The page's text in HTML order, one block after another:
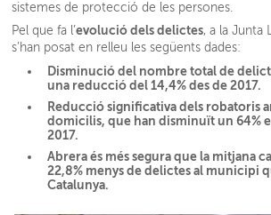
sistemes de protecció de les persones.
Pel que fa l’evolució dels delictes, a la Junta
s’han posat en relleu les següents dades:
Disminució del nombre total de
una reducció del 14,4% des de 2017.
Reducció significativa dels robatoris
domicilis, que han disminuït un 64%
2017.
Abrera és més segura que la mitjana
22,8% menys de delictes al municipi
Catalunya.